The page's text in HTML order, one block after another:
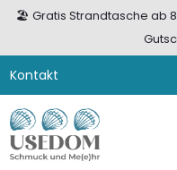
🏖️ Gratis Strandtasche ab
Kontakt